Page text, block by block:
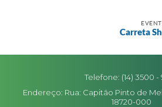
Carreta
Telefone: (14) 3500 -
Endereço: Rua: Capitão Pinto de
18720-000